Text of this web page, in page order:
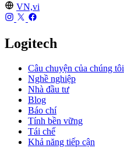
VN,vi
Logitech
Câu chuyện của chúng tôi
Nghề nghiệp
Nhà đầu tư
Blog
Báo chí
Tính bền vững
Tái chế
Khả năng tiếp cận